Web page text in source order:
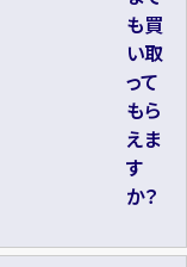
も買
い取
って
もら
えま
す
か？